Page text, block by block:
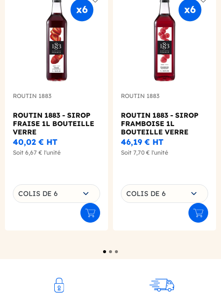
Add to wishlist
ROUTIN 1883
ROUTIN 1883 - SIROP
FRAISE 1L BOUTEILLE
VERRE
40,02 € HT
Soit 6,67 € l'unité
Choisissez une déclinaison
COLIS DE 6
Ajouter au panier
Add
ROUTIN 1883
ROUTIN 1883 - SIROP
FRAMBOISE 1L
BOUTEILLE VERRE
46,19 € HT
Soit 7,70 € l'unité
Choisissez une déclinaison
COLIS DE 6